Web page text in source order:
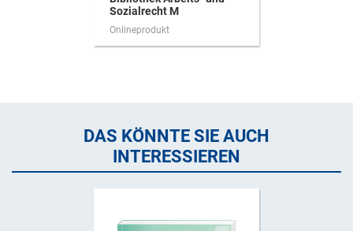
Sozialrecht M
Onlineprodukt
DAS KÖNNTE SIE AUCH
INTERESSIEREN